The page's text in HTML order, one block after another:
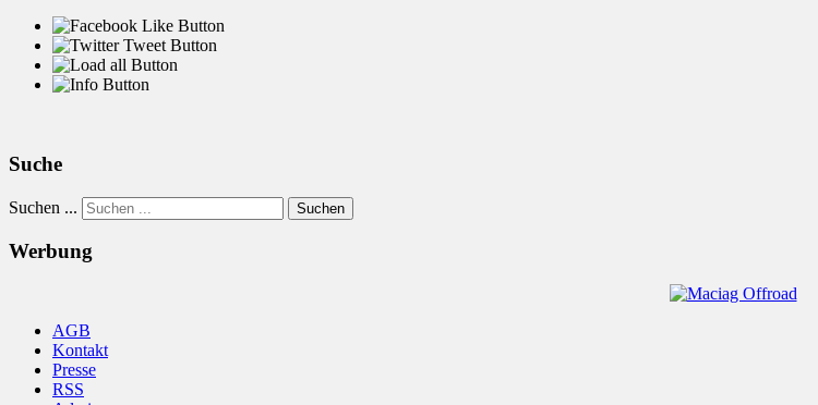
Suche
Suchen ... Suchen
Werbung
AGB
Kontakt
Presse
RSS